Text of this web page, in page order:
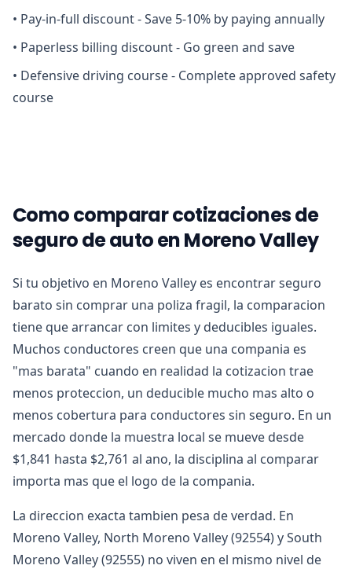
• Pay-in-full discount - Save 5-10% by paying annually
• Paperless billing discount - Go green and save
• Defensive driving course - Complete approved safety
course
Como comparar cotizaciones de
seguro de auto en Moreno Valley
Si tu objetivo en Moreno Valley es encontrar seguro
barato sin comprar una poliza fragil, la comparacion
tiene que arrancar con limites y deducibles iguales.
Muchos conductores creen que una compania es
"mas barata" cuando en realidad la cotizacion trae
menos proteccion, un deducible mucho mas alto o
menos cobertura para conductores sin seguro. En un
mercado donde la muestra local se mueve desde
$1,841 hasta $2,761 al ano, la disciplina al comparar
importa mas que el logo de la compania.
La direccion exacta tambien pesa de verdad. En
Moreno Valley, North Moreno Valley (92554) y South
Moreno Valley (92555) no viven en el mismo nivel de